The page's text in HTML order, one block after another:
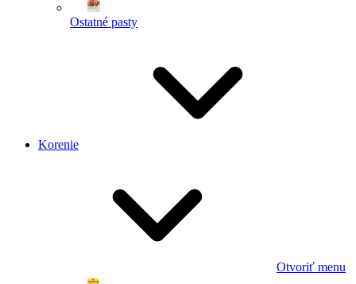
Ostatné pasty
Korenie
Otvoriť menu